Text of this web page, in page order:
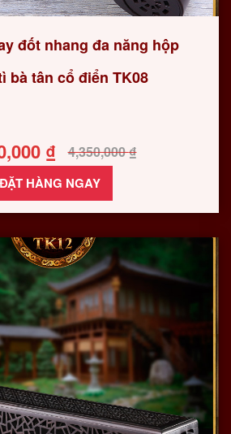
đốt nhang đa năng hộp
bà tân cổ điển TK08
4,350,000₫
₫
ĐẶT HÀNG NGAY